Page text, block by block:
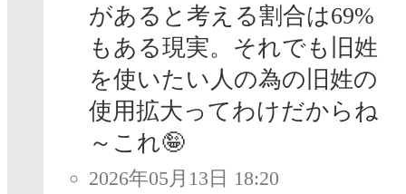
があると考える割合は69%
もある現実。それでも旧姓
を使いたい人の為の旧姓の
使用拡大ってわけだからね
～これ🤪
2026年05月13日 18:20